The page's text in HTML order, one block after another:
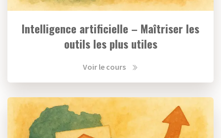
Intelligence artificielle – Maîtriser les
outils les plus utiles
Voir le cours